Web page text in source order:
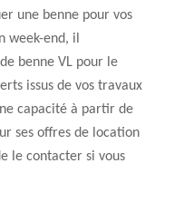
une benne pour vos
week-end, il
benne VL pour le
issus de vos travaux
capacité à partir de
ses offres de location
le contacter si vous